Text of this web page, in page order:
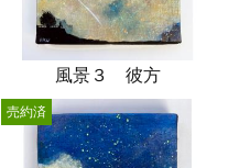
風景３ 彼方
売約済